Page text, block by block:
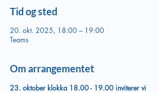
Tid og sted
20. okt. 2025, 18:00 – 19:00
Teams
Om arrangementet
23. oktober klokka 18.00 - 19.00 inviterer vi